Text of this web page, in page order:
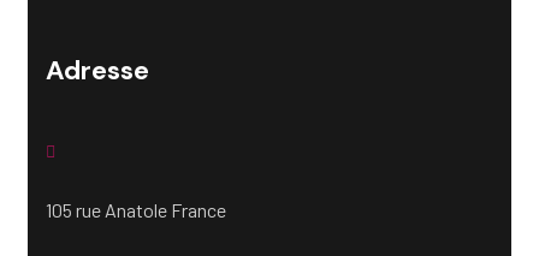
Adresse
105 rue Anatole France